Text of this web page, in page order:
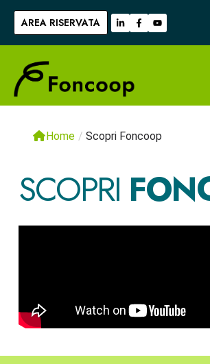
AREA RISERVATA
Home / Scopri Foncoop
SCOPRI